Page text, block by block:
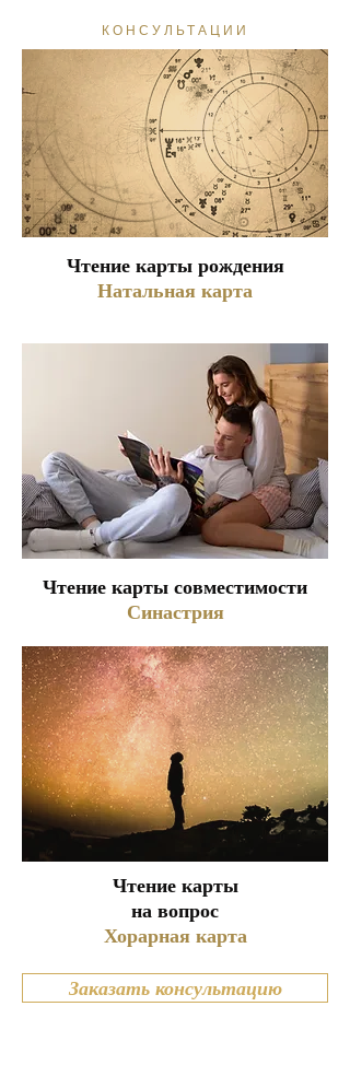
данных. Наши эксперты
анализируют положение планет
и звезд в момент рождения
клиента, чтобы выявить его
сильные стороны, потенциал и
возможные сложности.
Астрология в Astro помогает
клиентам лучше понять себя,
карьере, личных отношениях и
здоровье, а также подготовиться
обеспечивая поддержку и
ясность на жизненном пути.
КОНСУЛЬТАЦИИ
Чтение карты рождения
Натальная карта
Чтение карты совместимости
Синастрия
Чтение карты
на вопрос
Хорарная карта
Заказать консультацию